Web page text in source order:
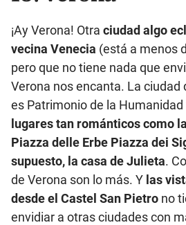
¡Ay Verona! Otra ciudad algo
vecina Venecia (está a menos
pero que no tiene nada que
Verona nos encanta. La ciudad
es Patrimonio de la
lugares tan románticos como
Piazza delle Erbe Piazza dei
supuesto, la casa de Julieta.
de Verona son lo más. Y las
desde el Castel San Pietro no
envidiar a otras ciudades con